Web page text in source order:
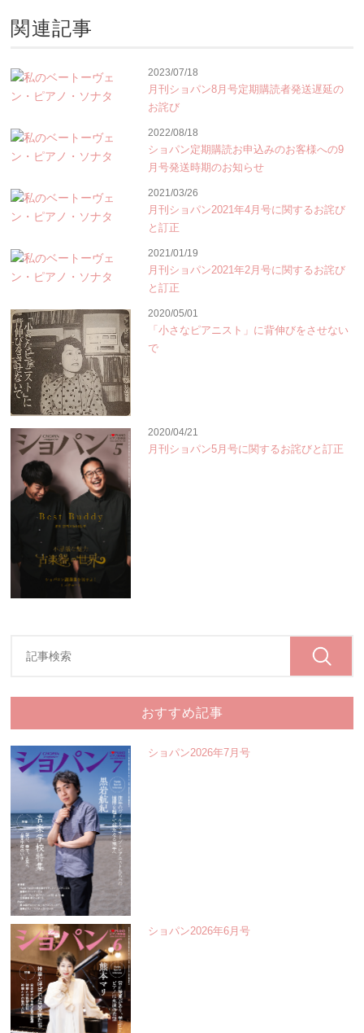
関連記事
2023/07/18
月刊ショパン8月号定期購読者発送遅延の
お詫び
2022/08/18
ショパン定期購読お申込みのお客様への9
月号発送時期のお知らせ
2021/03/26
月刊ショパン2021年4月号に関するお詫び
と訂正
2021/01/19
月刊ショパン2021年2月号に関するお詫び
と訂正
2020/05/01
「小さなピアニスト」に背伸びをさせない
で
2020/04/21
月刊ショパン5月号に関するお詫びと訂正
おすすめ記事
ショパン2026年7月号
ショパン2026年6月号